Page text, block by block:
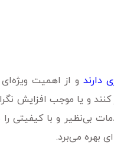
دارند و از اهمیت ویژه‌ای
و یا موجب افزایش
بی‌نظیر و با کیفیتی
بهره می‌برد.